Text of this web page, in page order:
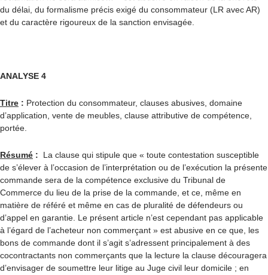
du délai, du formalisme précis exigé du consommateur (LR avec AR)
et du caractère rigoureux de la sanction envisagée.
ANALYSE 4
Titre : Protection du consommateur, clauses abusives, domaine
d’application, vente de meubles, clause attributive de compétence,
portée.
Résumé : La clause qui stipule que « toute contestation susceptible
de s’élever à l’occasion de l’interprétation ou de l’exécution la présente
commande sera de la compétence exclusive du Tribunal de
Commerce du lieu de la prise de la commande, et ce, même en
matière de référé et même en cas de pluralité de défendeurs ou
d’appel en garantie. Le présent article n’est cependant pas applicable
à l’égard de l’acheteur non commerçant » est abusive en ce que, les
bons de commande dont il s’agit s’adressent principalement à des
cocontractants non commerçants que la lecture la clause découragera
d’envisager de soumettre leur litige au Juge civil leur domicile ; en